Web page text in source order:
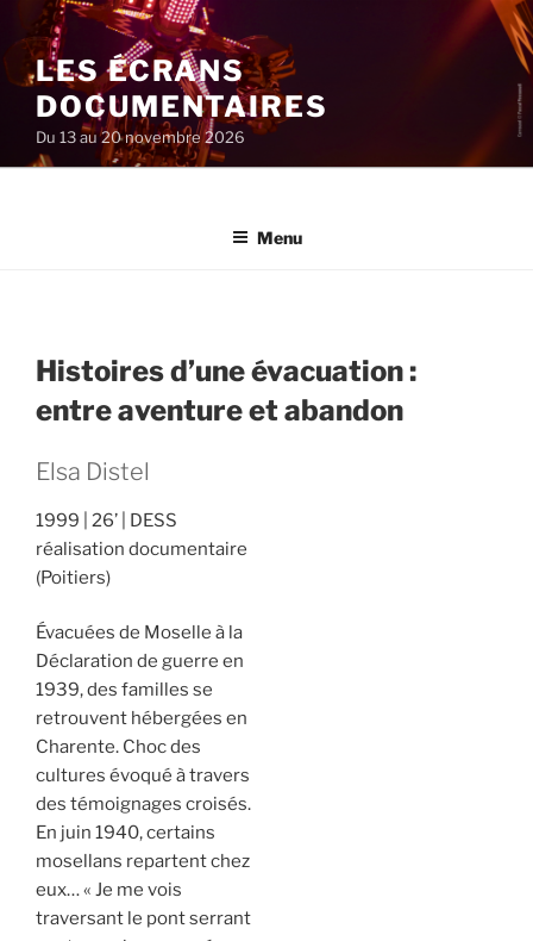
au
contenu
principal
LES ÉCRANS
DOCUMENTAIRES
Du 13 au 20 novembre 2026
Menu
Histoires d’une évacuation :
entre aventure et abandon
Elsa Distel
1999 26’
DESS
réalisation documentaire
(Poitiers)
Évacuées de Moselle à la
Déclaration de guerre en
1939, des familles se
retrouvent hébergées en
Charente. Choc des
cultures évoqué à travers
des témoignages croisés.
En juin 1940, certains
mosellans repartent chez
eux… « Je me vois
traversant le pont serrant